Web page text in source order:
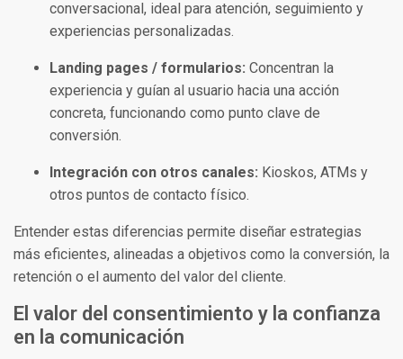
conversacional, ideal para atención, seguimiento y
experiencias personalizadas.
Landing pages / formularios: Concentran la
experiencia y guían al usuario hacia una acción
concreta, funcionando como punto clave de
conversión.
Integración con otros canales: Kioskos, ATMs y
otros puntos de contacto físico.
Entender estas diferencias permite diseñar estrategias
más eficientes, alineadas a objetivos como la conversión, la
retención o el aumento del valor del cliente.
El valor del consentimiento y la confianza
en la comunicación